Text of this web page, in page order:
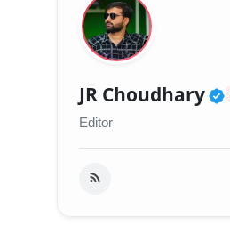
JR Choudhary
Editor